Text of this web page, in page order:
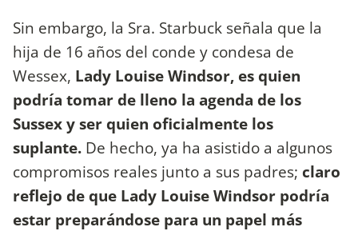
Sin embargo, la Sra. Starbuck señala que la
hija de 16 años del conde y condesa de
Wessex, Lady Louise Windsor, es quien
podría tomar de lleno la agenda de los
Sussex y ser quien oficialmente los
suplante. De hecho, ya ha asistido a algunos
compromisos reales junto a sus padres; claro
reflejo de que Lady Louise Windsor podría
estar preparándose para un papel más